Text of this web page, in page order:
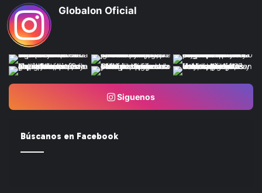
Globalon Oficial
Siguenos
Búscanos en Facebook